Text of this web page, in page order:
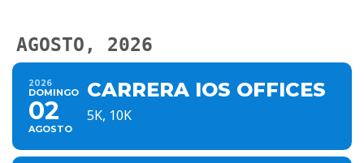
AGOSTO, 2026
2026
DOMINGO
02
AGOSTO
CARRERA IOS OFFICES
5K, 10K